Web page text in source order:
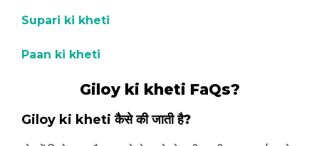
Supari ki kheti
Paan ki kheti
Giloy ki kheti FaQs?
Giloy ki kheti कैसे की जाती है?